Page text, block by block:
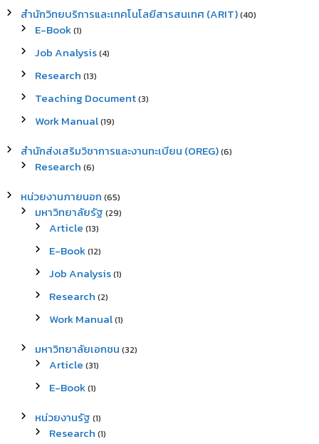
สำนักวิทยบริการและเทคโนโลยีสารสนเทศ (ARIT)(40)
E-Book(1)
Job Analysis(4)
Research (13)
Teaching Document(3)
Work Manual(19)
สำนักส่งเสริมวิชาการและงานทะเบียน (OREG)(6)
Research (6)
หน่วยงานภายนอก (65)
มหาวิทยาลัยรัฐ (29)
Article (13)
E-Book(12)
Job Analysis(1)
Research (2)
Work Manual(1)
มหาวิทยาลัยเอกชน (32)
Article (31)
E-Book(1)
หน่วยงานรัฐ (1)
Research (1)